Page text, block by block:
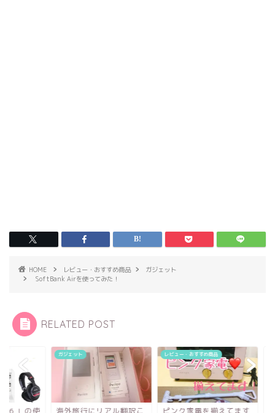
HOME レビュー・おすすめ商品
ガジェット
SoftBank Airを使ってみた！
RELATED POST
レビュー・おすすめ商品 SNS・メディア活動